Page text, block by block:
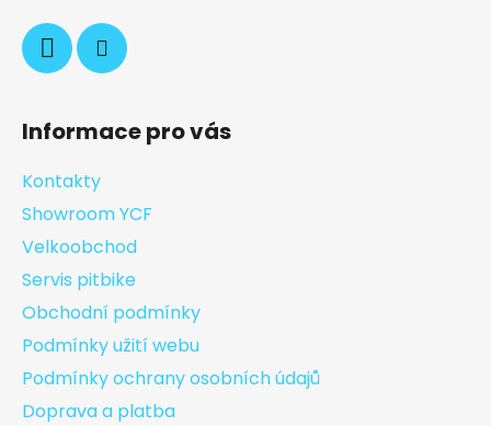
Informace pro vás
Kontakty
Showroom YCF
Velkoobchod
Servis pitbike
Obchodní podmínky
Podmínky užití webu
Podmínky ochrany osobních údajů
Doprava a platba